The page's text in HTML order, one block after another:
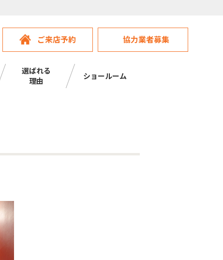
ご来店予約 協力業者募集
選ばれる
理由
ショールーム